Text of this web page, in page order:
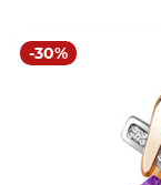
-30%